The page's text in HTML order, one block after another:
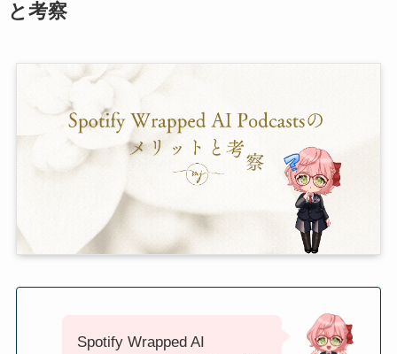
と考察
Spotify Wrapped AI